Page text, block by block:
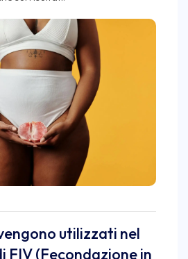
utilizzati nel
(Fecondazione in